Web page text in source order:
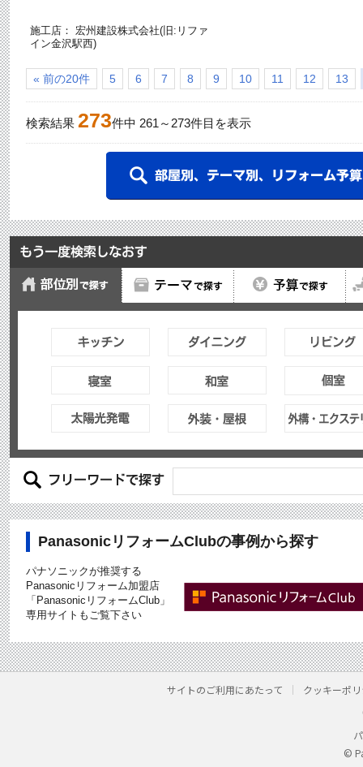
施工店： 宏州建設株式会社(旧:リファ
イン金沢駅西)
« 前の20件 5 6 7 8 9 10 11 12 13
検索結果 273件中 261 ～ 273件目を表示
PanasonicリフォームClubの事例から探す
パナソニックが推奨する
Panasonicリフォーム加盟店
「PanasonicリフォームClub」
専用サイトもご覧下さい
サイトのご利用にあたって クッキーポ
©